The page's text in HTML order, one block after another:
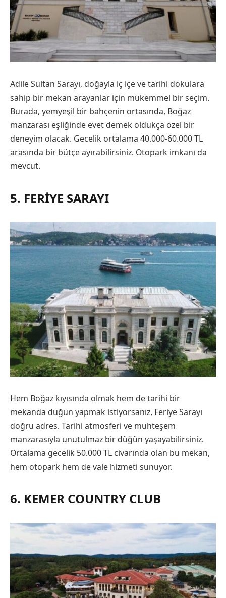
Adile Sultan Sarayı, doğayla iç içe ve tarihi dokulara
sahip bir mekan arayanlar için mükemmel bir seçim.
Burada, yemyeşil bir bahçenin ortasında, Boğaz
manzarası eşliğinde evet demek oldukça özel bir
deneyim olacak. Gecelik ortalama 40.000-60.000 TL
arasında bir bütçe ayırabilirsiniz. Otopark imkanı da
mevcut.
5. FERIYE SARAYI
Hem Boğaz kıyısında olmak hem de tarihi bir
mekanda düğün yapmak istiyorsanız, Feriye Sarayı
doğru adres. Tarihi atmosferi ve muhteşem
manzarasıyla unutulmaz bir düğün yaşayabilirsiniz.
Ortalama gecelik 50.000 TL civarında olan bu mekan,
hem otopark hem de vale hizmeti sunuyor.
6. KEMER COUNTRY CLUB